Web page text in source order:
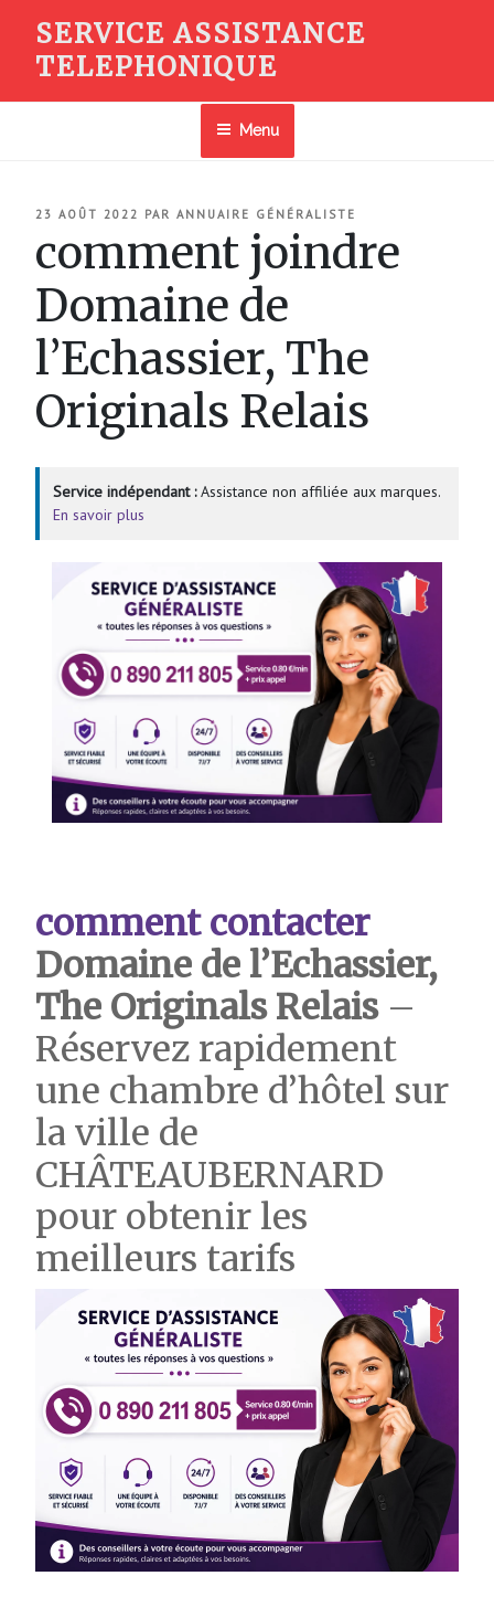
contenu
SERVICE ASSISTANCE
TELEPHONIQUE
Menu
PUBLIÉ
23 AOÛT 2022 PAR ANNUAIRE GÉNÉRALISTE
comment joindre
Domaine de
l’Echassier, The
Originals Relais
Service indépendant :Assistance non affiliée aux marques.
En savoir plus
comment contacter
Domaine de l’Echassier,
The Originals Relais–
Réservez rapidement
une chambre d’hôtel sur
la ville de
CHÂTEAUBERNARD
pour obtenir les
meilleurs tarifs